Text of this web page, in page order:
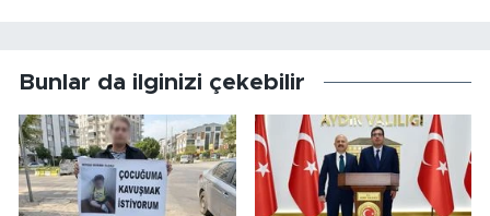
Bunlar da ilginizi çekebilir